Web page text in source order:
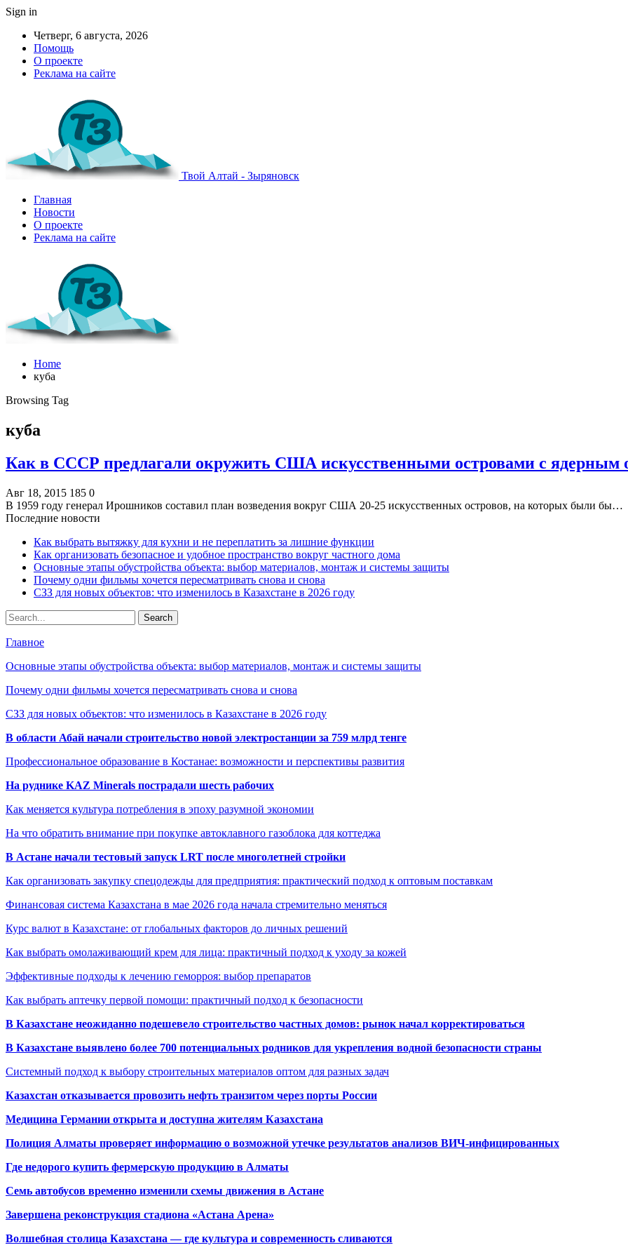
Sign in
Четверг, 6 августа, 2026
Помощь
О проекте
Реклама на сайте
Твой Алтай - Зыряновск
Главная
Новости
О проекте
Реклама на сайте
Home
куба
Browsing Tag
куба
Как в СССР предлагали окружить США искусственными островами с ядерным
Авг 18, 2015 185 0
В 1959 году генерал Ирошников составил план возведения вокруг США 20-25 искусственных островов, на которых были бы…
Последние новости
Как выбрать вытяжку для кухни и не переплатить за лишние функции
Как организовать безопасное и удобное пространство вокруг частного дома
Основные этапы обустройства объекта: выбор материалов, монтаж и системы защиты
Почему одни фильмы хочется пересматривать снова и снова
СЗЗ для новых объектов: что изменилось в Казахстане в 2026 году
Главное
Основные этапы обустройства объекта: выбор материалов, монтаж и системы защиты
Почему одни фильмы хочется пересматривать снова и снова
СЗЗ для новых объектов: что изменилось в Казахстане в 2026 году
В области Абай начали строительство новой электростанции за 759 млрд тенге
Профессиональное образование в Костанае: возможности и перспективы развития
На руднике KAZ Minerals пострадали шесть рабочих
Как меняется культура потребления в эпоху разумной экономии
На что обратить внимание при покупке автоклавного газоблока для коттеджа
В Астане начали тестовый запуск LRT после многолетней стройки
Как организовать закупку спецодежды для предприятия: практический подход к оптовым поставкам
Финансовая система Казахстана в мае 2026 года начала стремительно меняться
Курс валют в Казахстане: от глобальных факторов до личных решений
Как выбрать омолаживающий крем для лица: практичный подход к уходу за кожей
Эффективные подходы к лечению геморроя: выбор препаратов
Как выбрать аптечку первой помощи: практичный подход к безопасности
В Казахстане неожиданно подешевело строительство частных домов: рынок начал корректироваться
В Казахстане выявлено более 700 потенциальных родников для укрепления водной безопасности страны
Системный подход к выбору строительных материалов оптом для разных задач
Казахстан отказывается провозить нефть транзитом через порты России
Медицина Германии открыта и доступна жителям Казахстана
Полиция Алматы проверяет информацию о возможной утечке результатов анализов ВИЧ-инфицированных
Где недорого купить фермерскую продукцию в Алматы
Семь автобусов временно изменили схемы движения в Астане
Завершена реконструкция стадиона «Астана Арена»
Волшебная столица Казахстана — где культура и современность сливаются